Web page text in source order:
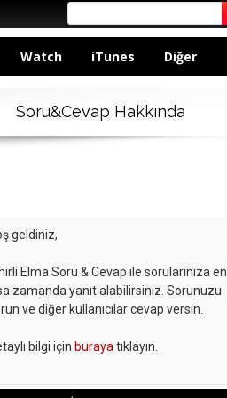
Watch iTunes Diğer
Soru&Cevap Hakkında
geldiniz,
Elma Soru & Cevap ile sorularınıza en
zamanda yanıt alabilirsiniz. Sorunuzu
ve diğer kullanıcılar cevap versin.
bilgi için buraya tıklayın.